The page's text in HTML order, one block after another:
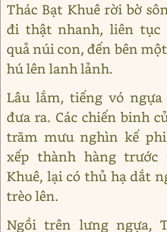
Thác Bạt Khuê rời bờ
đi thật nhanh, liên tục
quả núi con, đến bên
hú lên lanh lảnh.
Lâu lắm, tiếng vó
đưa ra. Các chiến binh
trăm mưu nghìn kế
xếp thành hàng trước
Khuê, lại có thủ hạ dắt
trèo lên.
Ngồi trên lưng ngựa,